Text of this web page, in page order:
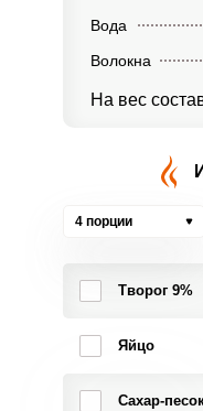
Вода
Волокна
На вес
4 порции
Творог 9%
Яйцо
Сахар-